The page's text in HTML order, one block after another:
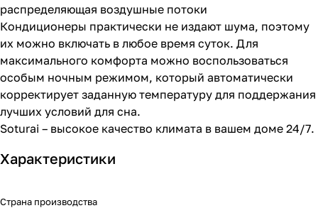
распределяющая воздушные потоки
Кондиционеры практически не издают шума, поэтому
их можно включать в любое время суток. Для
максимального комфорта можно воспользоваться
особым ночным режимом, который автоматически
корректирует заданную температуру для поддержания
лучших условий для сна.
Soturai – высокое качество климата в вашем доме 24/7.
Характеристики
Страна производства